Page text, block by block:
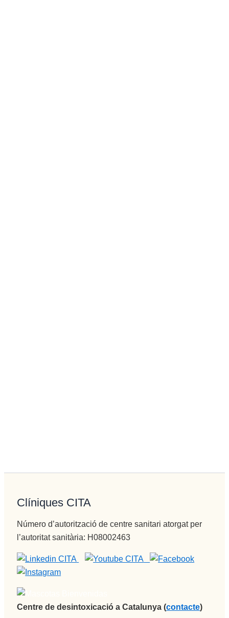
Clíniques CITA
Número d’autorització de centre sanitari atorgat per
l’autoritat sanitària: H08002463
Centre de desintoxicació a Catalunya (contacte)